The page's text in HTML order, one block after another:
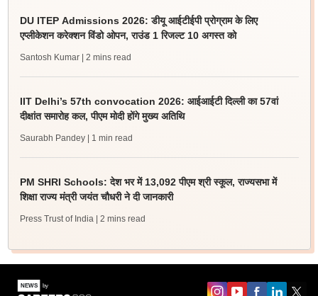
DU ITEP Admissions 2026: डीयू आईटीईपी प्रोग्राम के लिए
एप्लीकेशन करेक्शन विंडो ओपन, राउंड 1 रिजल्ट 10 अगस्त को
Santosh Kumar | 2 mins read
IIT Delhi’s 57th convocation 2026: आईआईटी दिल्ली का 57वां
दीक्षांत समारोह कल, पीएम मोदी होंगे मुख्य अतिथि
Saurabh Pandey | 1 min read
PM SHRI Schools: देश भर में 13,092 पीएम श्री स्कूल, राज्यसभा में
शिक्षा राज्य मंत्री जयंत चौधरी ने दी जानकारी
Press Trust of India | 2 mins read